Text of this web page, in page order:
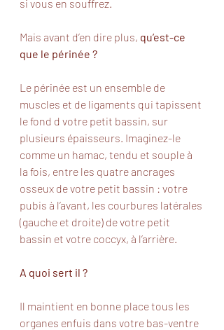
si vous en souffrez.
Mais avant d’en dire plus, qu’est-ce
que le périnée ?
Le périnée est un ensemble de
muscles et de ligaments qui tapissent
le fond d votre petit bassin, sur
plusieurs épaisseurs. Imaginez-le
comme un hamac, tendu et souple à
la fois, entre les quatre ancrages
osseux de votre petit bassin : votre
pubis à l’avant, les courbures latérales
(gauche et droite) de votre petit
bassin et votre coccyx, à l’arrière.
A quoi sert il ?
Il maintient en bonne place tous les
organes enfuis dans votre bas-ventre